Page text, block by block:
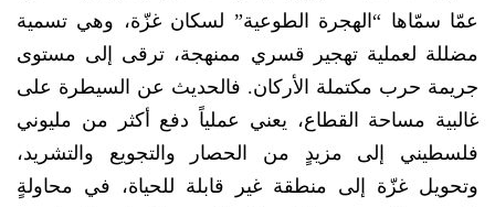
عمّا سمّاها “الهجرة الطوعية” لسكان غزّة، وهي تسمية
مضللة لعملية تهجير قسري ممنهجة، ترقى إلى مستوى
جريمة حرب مكتملة الأركان. فالحديث عن السيطرة على
غالبية مساحة القطاع، يعني عملياً دفع أكثر من مليوني
فلسطيني إلى مزيدٍ من الحصار والتجويع والتشريد،
وتحويل غزّة إلى منطقة غير قابلة للحياة، في محاولةٍ